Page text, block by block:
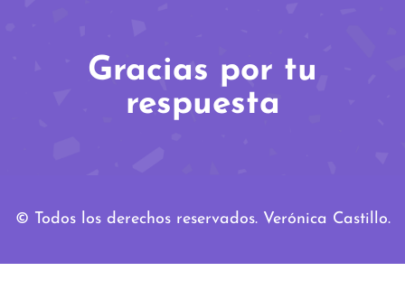
Gracias por tu
respuesta
© Todos los derechos reservados. Verónica Castillo.